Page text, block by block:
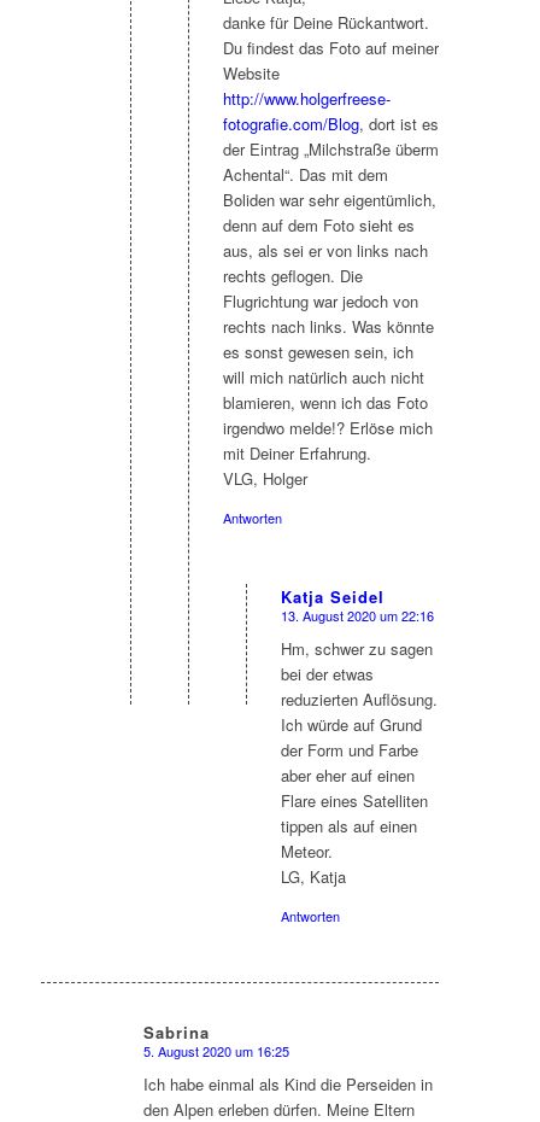
danke für Deine Rückantwort.
Du findest das Foto auf meiner
Website
http://www.holgerfreese-
fotografie.com/Blog, dort ist es
der Eintrag „Milchstraße überm
Achental“. Das mit dem
Boliden war sehr eigentümlich,
denn auf dem Foto sieht es
aus, als sei er von links nach
rechts geflogen. Die
Flugrichtung war jedoch von
rechts nach links. Was könnte
es sonst gewesen sein, ich
will mich natürlich auch nicht
blamieren, wenn ich das Foto
irgendwo melde!? Erlöse mich
mit Deiner Erfahrung.
VLG, Holger
Antworten
Katja Seidel
sagte:
13. August 2020 um 22:16
Hm, schwer zu sagen
bei der etwas
reduzierten Auflösung.
Ich würde auf Grund
der Form und Farbe
aber eher auf einen
Flare eines Satelliten
tippen als auf einen
Meteor.
LG, Katja
Antworten
Sabrina
sagte:
5. August 2020 um 16:25
Ich habe einmal als Kind die Perseiden in
den Alpen erleben dürfen. Meine Eltern